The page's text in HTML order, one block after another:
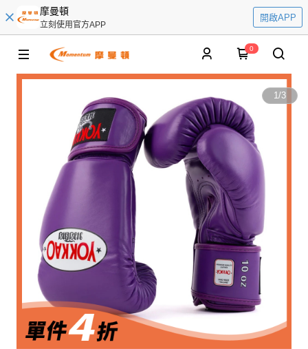
摩曼頓
立刻使用官方APP
開啟APP
0
1/3